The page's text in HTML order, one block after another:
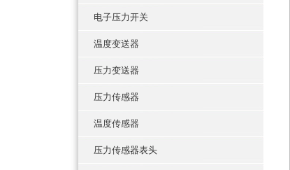
电子压力开关
温度变送器
压力变送器
压力传感器
温度传感器
压力传感器表头